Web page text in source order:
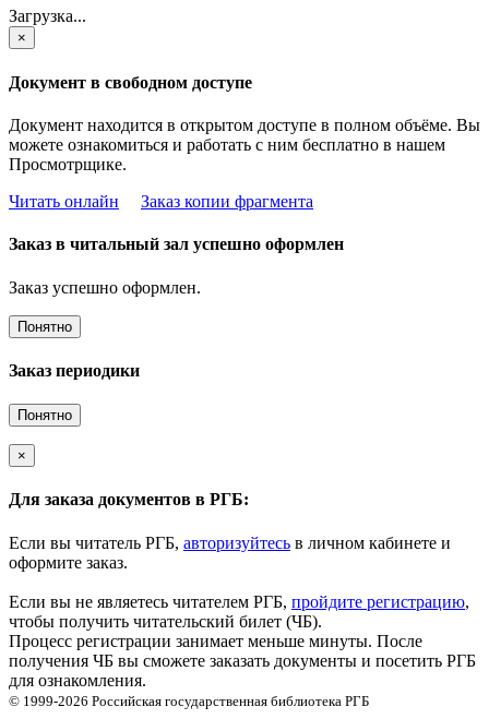
Загрузка...
×
Документ в свободном доступе
Документ находится в открытом доступе в полном объёме. Вы
можете ознакомиться и работать с ним бесплатно в нашем
Просмотрщике.
Читать онлайн
Заказ копии фрагмента
Заказ в читальный зал успешно оформлен
Заказ успешно оформлен.
Понятно
Заказ периодики
Понятно
×
Для заказа документов в РГБ:
Если вы читатель РГБ, авторизуйтесь в личном кабинете и
оформите заказ.
Если вы не являетесь читателем РГБ, пройдите регистрацию,
чтобы получить читательский билет (ЧБ).
Процесс регистрации занимает меньше минуты. После
получения ЧБ вы сможете заказать документы и посетить РГБ
для ознакомления.
© 1999-2026 Российская государственная библиотека РГБ